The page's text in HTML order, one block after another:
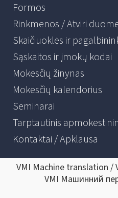
Formos
Rinkmenos / Atviri
Skaičiuoklės ir
Sąskaitos ir įmokų kodai
Mokesčių žinynas
Mokesčių kalendorius
Seminarai
Tarptautinis
Kontaktai / Apklausa
VMI Machine translation
VMI Машинний